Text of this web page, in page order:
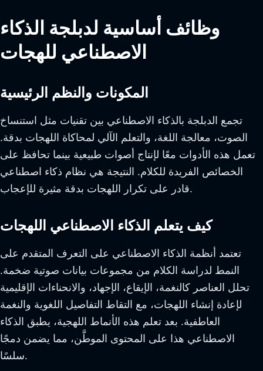
وظائف أساسية لدبلجة الذكاء
الاصطناعي للهجات
المكونات والنظم الرئيسية
تجمع الدبلجة بالذكاء الاصطناعي بين تقنيات مثل استنساخ
الصوت، معالجة اللغة، والتعلم الآلي لمحاكاة اللهجات بدقة.
تعمل هذه الأدوات معًا لإنتاج أصوات طبيعية بينما تحافظ على
الخصائص الفريدة للكلام. النتيجة هي نظام ذكاء اصطناعي
قادر على تكرار اللهجات بدقة مثيرة للإعجاب.
كيف يتعلم الذكاء الاصطناعي اللهجات
تعتمد أنظمة الذكاء الاصطناعي على التعرف المتقدم على
النمط لدراسة الكلام من مجموعات بيانات صوتية ضخمة.
تحلل العناصر كالنغمة، الإيقاع، الإجهاد، والانحناءات الإقليمية
لإعادة إنشاء اللهجات، مع التقاط التفاصيل اللغوية والنغمة
العاطفية. بعد تعلم هذه الأنماط اللهجية، يطبق الذكاء
الاصطناعي هذا على المحتوى الموطَّن، مما يضمن دمجًا
سلسًا.